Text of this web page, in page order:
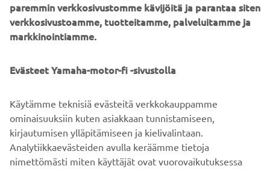
Asiakkaat, joilla on tarve tuotteidensa takuukorjauksille ja
joiden takuuaika on päättymässä kyseisenä aikana,
pyydetään ottamaan yhteys valtuutettuun Yamaha-
heti kun rajoitukset päättyvät ja antavat siihen
LÖYDÄ YAMAHA-JÄLLEENMYYJÄSI
paremmin verkkosivustomme kävijöitä ja parantaa siten
verkkosivustoamme, tuotteitamme, palveluitamme ja
markkinointiamme.
Evästeet Yamaha-motor-fi -sivustolla
Käytämme teknisiä evästeitä verkkokauppamme
ominaisuuksiin kuten asiakkaan tunnistamiseen,
kirjautumisen ylläpitämiseen ja kielivalintaan.
Analytiikkaevästeiden avulla keräämme tietoja
nimettömästi miten käyttäjät ovat vuorovaikutuksessa